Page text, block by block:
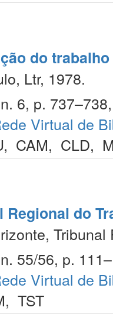
do trabalho
Ltr, 1978.
6, p.
Virtual de
, CAM, CLD,
Regional do
55/56, p.
Virtual de
, TST